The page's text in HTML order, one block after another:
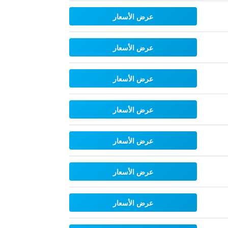
عرض الأسعار
عرض الأسعار
عرض الأسعار
عرض الأسعار
عرض الأسعار
عرض الأسعار
عرض الأسعار